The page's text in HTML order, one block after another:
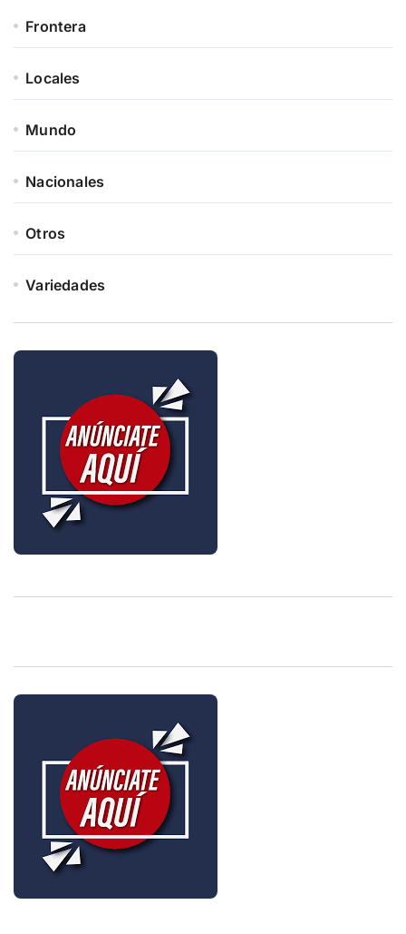
Frontera
Locales
Mundo
Nacionales
Otros
Variedades